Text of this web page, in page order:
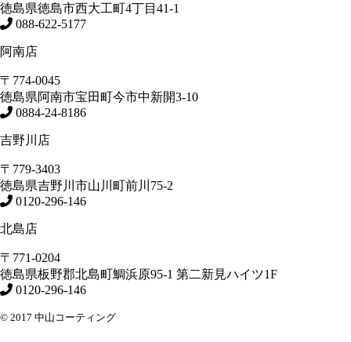
徳島県徳島市西大工町4丁目41-1
088-622-5177
阿南店
〒774-0045
徳島県阿南市宝田町今市中新開3-10
0884-24-8186
吉野川店
〒779-3403
徳島県吉野川市山川町前川75-2
0120-296-146
北島店
〒771-0204
徳島県板野郡北島町鯛浜原95-1 第二新見ハイツ1F
0120-296-146
© 2017 中山コーティング